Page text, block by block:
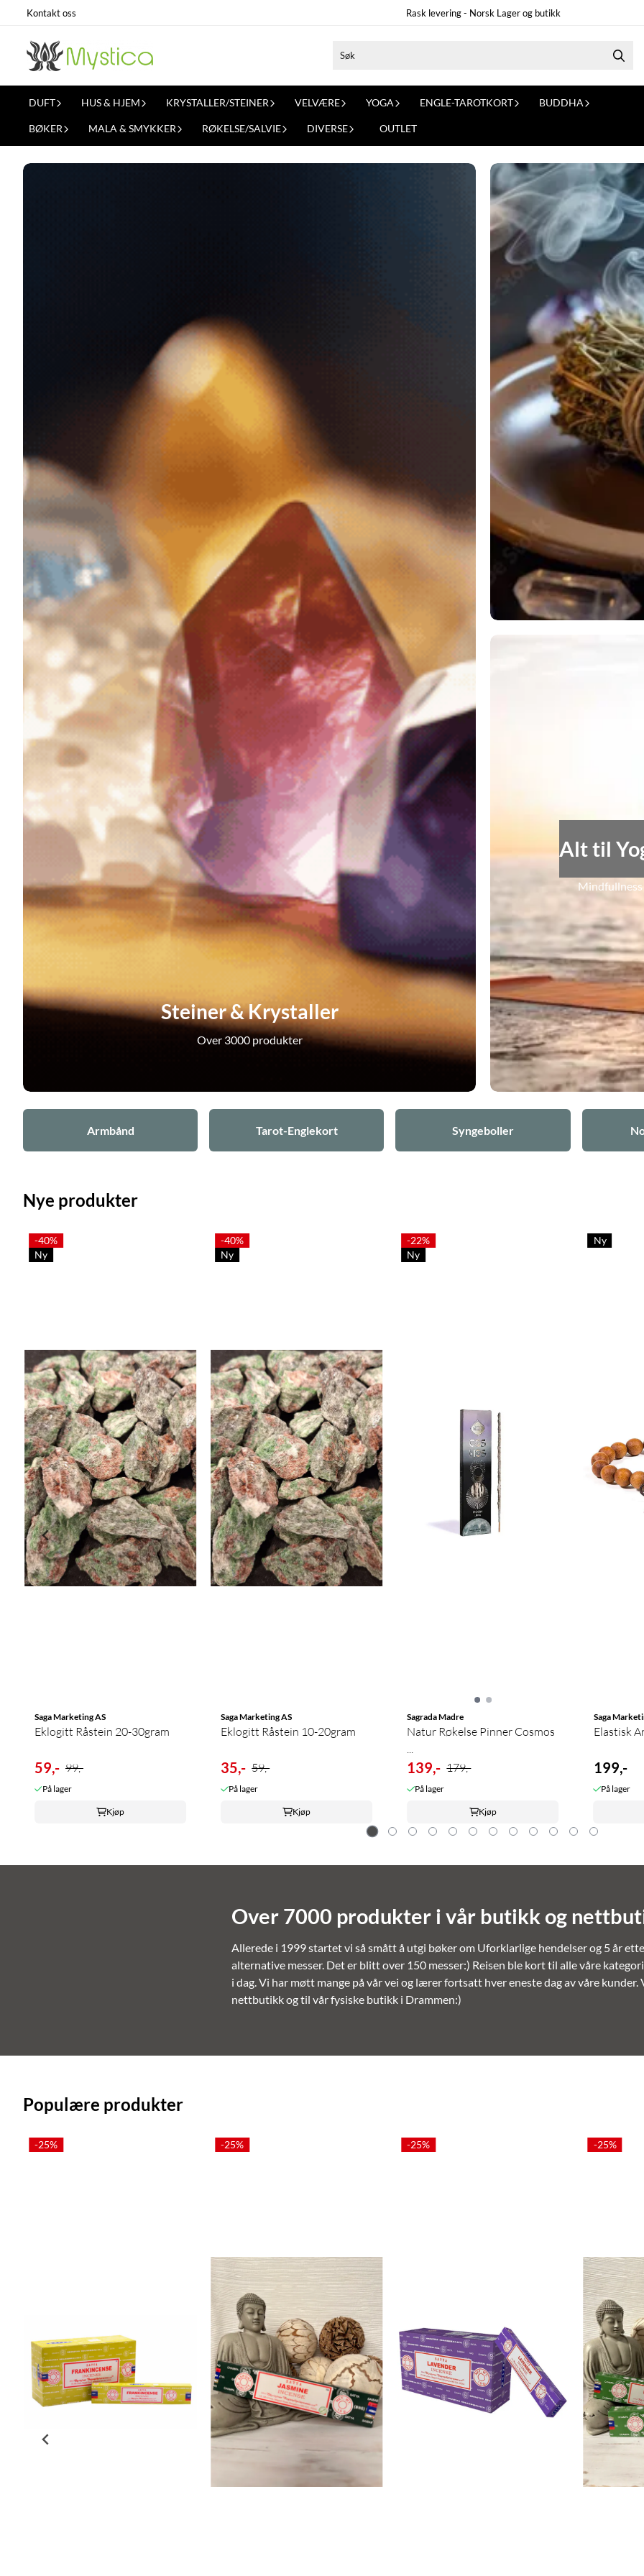
Hopp til innhold
Kontakt oss Rask levering - Norsk Lager og butikk
DUFT HUS & HJEM KRYSTALLER/STEINER VELVÆRE YOGA ENGLE-TAROTKORT BUDDHA
BØKER MALA & SMYKKER RØKELSE/SALVIE DIVERSE OUTLET
Steiner & Krystaller
Over 3000 produkter
Alt til
Mindfullness
Armbånd Tarot-Englekort Syngeboller
Nye produkter
-40%
Ny
Saga Marketing AS
Eklogitt Råstein 20-30gram
59,- 99,-
På lager
Kjøp
-40%
Ny
Saga Marketing AS
Eklogitt Råstein 10-20gram
35,- 59,-
På lager
Kjøp
-22%
Ny
Sagrada Madre
Natur Røkelse Pinner Cosmos
139,- 179,-
På lager
Kjøp
Ny
Saga
Elastisk
199,-
På lager
Over 7000 produkter i vår butikk og
Allerede i 1999 startet vi så smått å utgi bøker om Uforklarlige hendelser og 5 år
alternative messer. Det er blitt over 150 messer:) Reisen ble kort til alle våre
i dag. Vi har møtt mange på vår vei og lærer fortsatt hver eneste dag av våre kunder.
nettbutikk og til vår fysiske butikk i Drammen:)
Populære produkter
-25% -25% -24% -24%